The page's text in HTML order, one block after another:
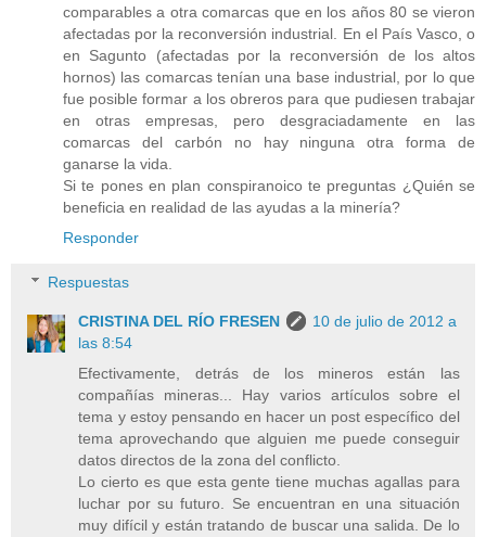
comparables a otra comarcas que en los años 80 se vieron
afectadas por la reconversión industrial. En el País Vasco, o
en Sagunto (afectadas por la reconversión de los altos
hornos) las comarcas tenían una base industrial, por lo que
fue posible formar a los obreros para que pudiesen trabajar
en otras empresas, pero desgraciadamente en las
comarcas del carbón no hay ninguna otra forma de
ganarse la vida.
Si te pones en plan conspiranoico te preguntas ¿Quién se
beneficia en realidad de las ayudas a la minería?
Responder
Respuestas
CRISTINA DEL RÍO FRESEN
10 de julio de 2012 a
las 8:54
Efectivamente, detrás de los mineros están las
compañías mineras... Hay varios artículos sobre el
tema y estoy pensando en hacer un post específico del
tema aprovechando que alguien me puede conseguir
datos directos de la zona del conflicto.
Lo cierto es que esta gente tiene muchas agallas para
luchar por su futuro. Se encuentran en una situación
muy difícil y están tratando de buscar una salida. De lo